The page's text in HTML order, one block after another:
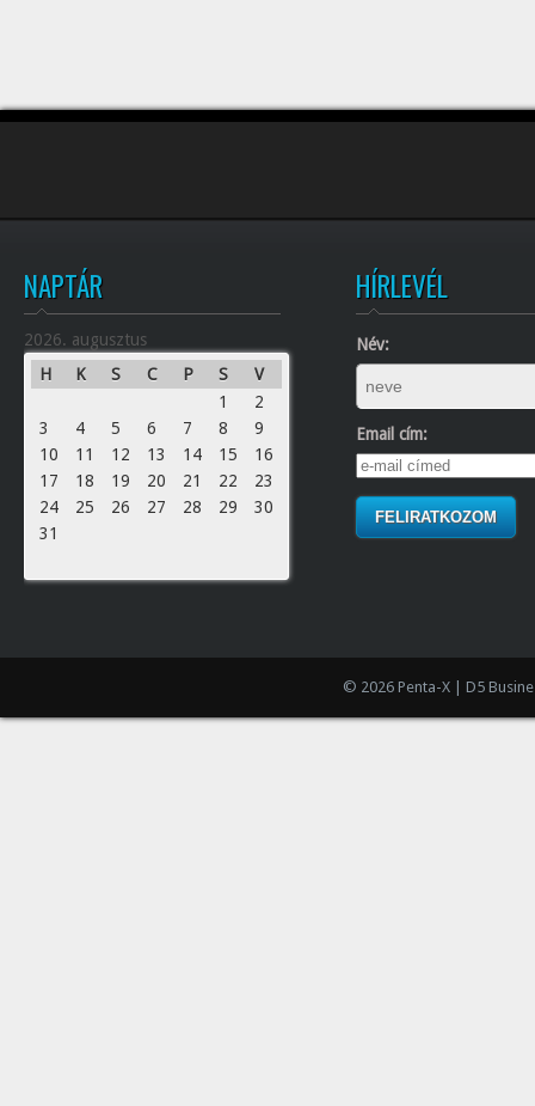
NAPTÁR
2026. augusztus
H
K S C P S
V
1
2
3
4 5 6 7 8
9
10
11 12 13 14 15
16
17
18 19 20 21 22
23
24
25 26 27 28 29
30
31
HÍRLEVÉL
Név:
Email cím:
© 2026 Penta-X | D5